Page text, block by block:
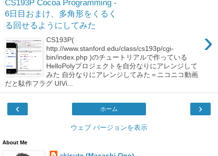
CS193P Cocoa Programming -
6日目おまけ、多角形をくるく
る回せるようにしてみた
›
CS193P(
http://www.stanford.edu/class/cs193p/cgi-
bin/index.php )のチュートリアルで作っている
HelloPolyプロジェクトを自分なりにアレンジして
みた 自分なりにアレンジしてみた＝ニコニコ動画
だと駄作フラグ UIVi...
‹ ›
ホーム
ウェブ バージョンを表示
About Me